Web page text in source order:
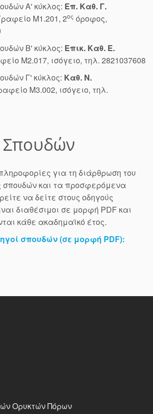
Α' κύκλος: Επ. Καθ. Γ.
Μ1.201, 2ος όροφος,
Β' κύκλος: Επικ. Καθ. Ε.
Μ2.017, ισόγειο, τηλ. 2821037608
Γ' κύκλος: Καθ. Ν.
Μ3.002, ισόγειο, τηλ.
Σπουδών
για τη διάρθρωση του
και τα προσφερόμενα
να δείτε στους οδηγούς
διαθέσιμοι σε μορφή PDF και
κάθε ακαδημαϊκό έτος.
σπουδών (σε μορφή PDF):
Ορυκτών Πόρων